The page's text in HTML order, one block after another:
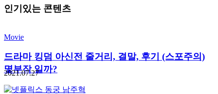
인기있는 콘텐츠
Movie
드라마 킹덤 아신전 줄거리, 결말, 후기 (스포주의)
몇부작 일까?
2021.07.27